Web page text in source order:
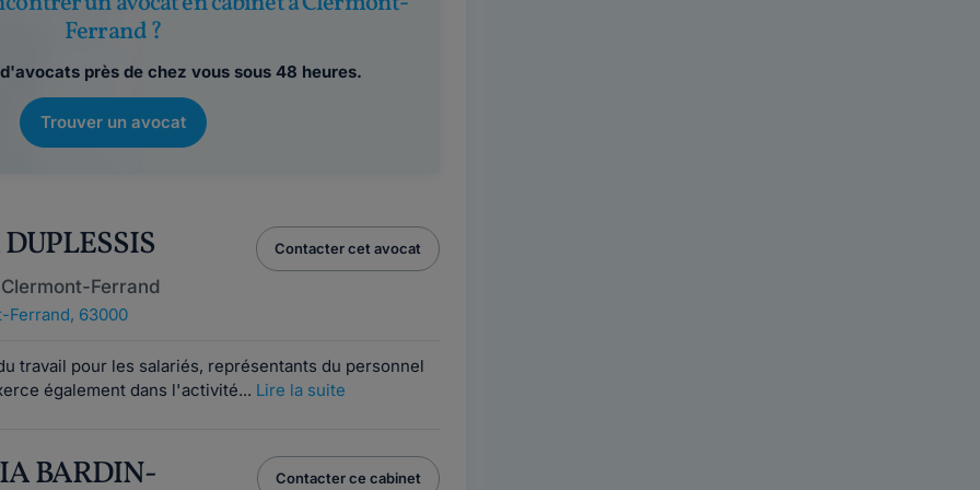
Ferrand ?
près de chez vous sous 48 heures.
Trouver un avocat
Ferrand
Ferrand, 63000
Contacter cet avocat
travail pour les salariés, représentants du personnel
également dans l'activité... Lire la suite
BARDIN- Contacter ce cabinet